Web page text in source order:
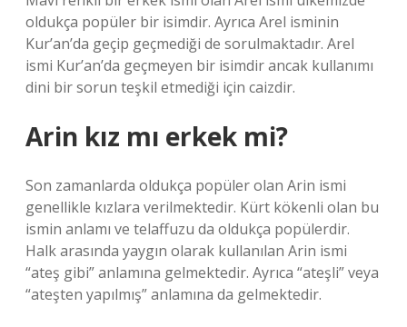
oldukça popüler bir isimdir. Ayrıca Arel isminin
Kur’an’da geçip geçmediği de sorulmaktadır. Arel
ismi Kur’an’da geçmeyen bir isimdir ancak kullanımı
dini bir sorun teşkil etmediği için caizdir.
Arin kız mı erkek mi?
Son zamanlarda oldukça popüler olan Arin ismi
genellikle kızlara verilmektedir. Kürt kökenli olan bu
ismin anlamı ve telaffuzu da oldukça popülerdir.
Halk arasında yaygın olarak kullanılan Arin ismi
“ateş gibi” anlamına gelmektedir. Ayrıca “ateşli” veya
“ateşten yapılmış” anlamına da gelmektedir.